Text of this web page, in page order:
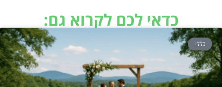
כדאי לכם לקרוא גם:
כללי